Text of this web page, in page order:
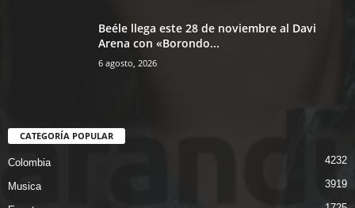
Beéle llega este 28 de noviembre al Davi
Arena con «Borondo...
6 agosto, 2026
CATEGORÍA POPULAR
Colombia 4232
Musica 3919